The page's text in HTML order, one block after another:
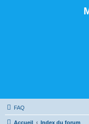
FAQ
Accueil Index du forum